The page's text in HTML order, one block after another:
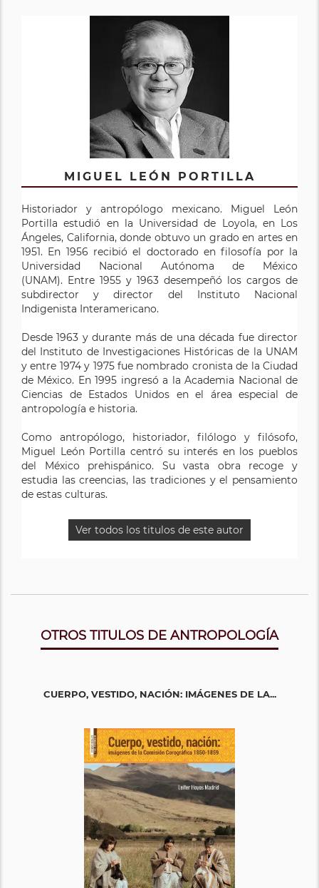
MIGUEL LEÓN PORTILLA
Historiador y antropólogo mexicano. Miguel León
Portilla estudió en la Universidad de Loyola, en Los
Ángeles, California, donde obtuvo un grado en artes en
1951. En 1956 recibió el doctorado en filosofía por la
Universidad Nacional Autónoma de México
(UNAM). Entre 1955 y 1963 desempeñó los cargos de
subdirector y director del Instituto Nacional
Indigenista Interamericano.
Desde 1963 y durante más de una década fue director
del Instituto de Investigaciones Históricas de la UNAM
y entre 1974 y 1975 fue nombrado cronista de la Ciudad
de México. En 1995 ingresó a la Academia Nacional de
Ciencias de Estados Unidos en el área especial de
antropología e historia.
Como antropólogo, historiador, filólogo y filósofo,
Miguel León Portilla centró su interés en los pueblos
del México prehispánico. Su vasta obra recoge y
estudia las creencias, las tradiciones y el pensamiento
de estas culturas.
Ver todos los titulos de este autor
OTROS TITULOS DE ANTROPOLOGÍA
CUERPO, VESTIDO, NACIÓN: IMÁGENES DE LA...